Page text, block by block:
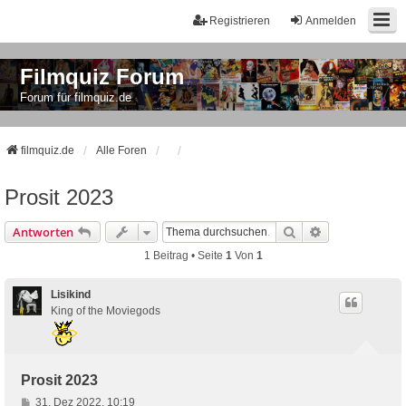
Anmelden
Registrieren
Filmquiz Forum
Forum für filmquiz.de
filmquiz.de Alle Foren
Prosit 2023
Antworten Suche
1 Beitrag • Seite 1Von 1
Lisikind
King of the Moviegods
Prosit 2023
B31. Dez 2022, 10:19